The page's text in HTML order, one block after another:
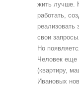
жить лучше.
работать,
реализовать
свои запросы.
Но
Человек еще
(квартиру,
Ивановых